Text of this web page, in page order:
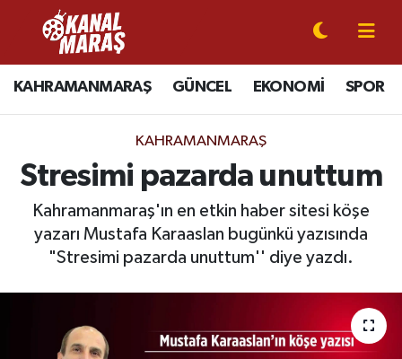
KAHRAMANMARAŞ GÜNCEL EKONOMİ SPOR
KAHRAMANMARAŞ
Stresimi pazarda unuttum
Kahramanmaraş'ın en etkin haber sitesi köşe
yazarı Mustafa Karaaslan bugünkü yazısında
"Stresimi pazarda unuttum'' diye yazdı.
CANLI YAYIN
KAHRAMANMARAŞ
GÜNCEL
SPOR
SİYASET
EKONOMİ
GÜNDEM
Kahramanmaraş Nöbetçi Eczaneler
Kahramanmaraş Hava Durumu
Kahramanmaraş Namaz Vakitleri
Kahramanmaraş Trafik Yoğunluk Haritası
Süper Lig Puan Durumu ve Fikstür
Tüm Manşetler
Son Dakika Haberleri